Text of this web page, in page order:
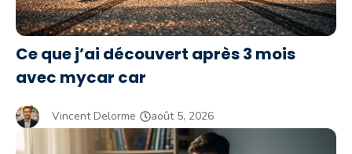
Ce que j’ai découvert après 3 mois
avec mycar car
Vincent Delorme août 5, 2026